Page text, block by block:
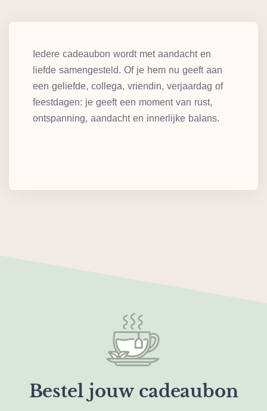
Iedere cadeaubon wordt met aandacht en
liefde samengesteld. Of je hem nu geeft aan
een geliefde, collega, vriendin, verjaardag of
feestdagen: je geeft een moment van rust,
ontspanning, aandacht en innerlijke balans.
Bestel jouw cadeaubon